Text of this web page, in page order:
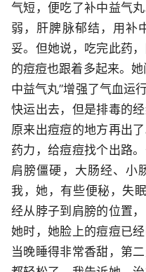
气短，便吃了补中益气
弱，肝脾脉郁结，用补
妥。但她说，吃完此药
的痘痘也跟着多起来。
中益气丸”增强了气血运
快运出去，但是排毒的
原来出痘痘的地方再出
药力，给痘痘找个出路
肩膀僵硬，大肠经、小
我，她，有些便秘，失
经从脖子到肩膀的位置
她时，她脸上的痘痘已
当晚睡得非常香甜，第